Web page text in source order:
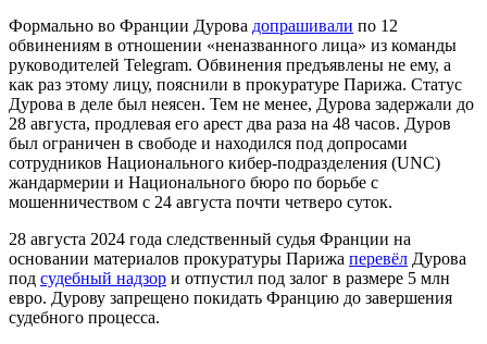
Формально во Франции Дурова допрашивали по 12
обвинениям в отношении «неназванного лица» из команды
руководителей Telegram. Обвинения предъявлены не ему, а
как раз этому лицу, пояснили в прокуратуре Парижа. Статус
Дурова в деле был неясен. Тем не менее, Дурова задержали до
28 августа, продлевая его арест два раза на 48 часов. Дуров
был ограничен в свободе и находился под допросами
сотрудников Национального кибер-подразделения (UNC)
жандармерии и Национального бюро по борьбе с
мошенничеством с 24 августа почти четверо суток.
28 августа 2024 года следственный судья Франции на
основании материалов прокуратуры Парижа перевёл Дурова
под судебный надзор и отпустил под залог в размере 5 млн
евро. Дурову запрещено покидать Францию до завершения
судебного процесса.